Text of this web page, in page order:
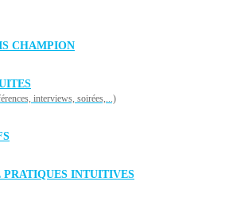
CHAMPION
interviews, soirées,...)
PRATIQUES INTUITIVES